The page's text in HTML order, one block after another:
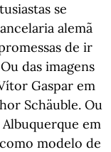
se
alemã
de ir
das imagens
Gaspar em
Schäuble. Ou
em
modelo de